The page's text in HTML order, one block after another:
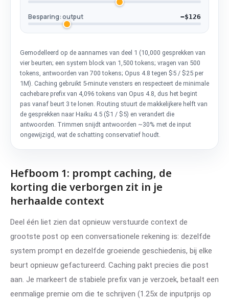
Besparing: output −$126
Gemodelleerd op de aannames van deel 1 (10,000 gesprekken van
vier beurten; een system block van 1,500 tokens; vragen van 500
tokens, antwoorden van 700 tokens; Opus 4.8 tegen $5 / $25 per
1M). Caching gebruikt 5-minute vensters en respecteert de minimale
cachebare prefix van 4,096 tokens van Opus 4.8, dus het begint
pas vanaf beurt 3 te lonen. Routing stuurt de makkelijkere helft van
de gesprekken naar Haiku 4.5 ($1 / $5) en verandert die
antwoorden. Trimmen snijdt antwoorden ~30% met de input
ongewijzigd, wat de schatting conservatief houdt.
Hefboom 1: prompt caching, de
korting die verborgen zit in je
herhaalde context
Deel één liet zien dat opnieuw verstuurde context de
grootste post op een conversationele rekening is: dezelfde
system prompt en dezelfde groeiende geschiedenis, bij elke
beurt opnieuw gefactureerd. Caching pakt precies die post
aan. Je markeert de stabiele prefix van je verzoek, betaalt een
eenmalige premie om die te schrijven (1.25x de inputprijs op